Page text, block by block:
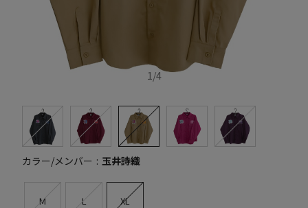
1/4
カラー/メンバー 玉井詩織
M L XL